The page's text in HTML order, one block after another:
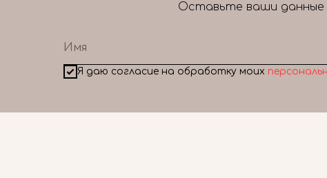
Я даю согласие на обработку моих
Оставьте ваши данные